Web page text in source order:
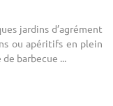
jardins d’agrément
ou apéritifs en plein
barbecue ...